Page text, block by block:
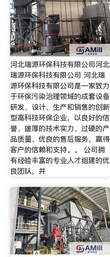
河北瑞源环保科技有限公司河北
瑞源环保科技有限公司 河北瑞
源环保科技有限公司是一家致力
于环保污染治理领域的成套设备
研发、设计、生产和销售的创新
型高科技环保企业，以良好的信
誉、雄厚的技术实力、过硬的产
品质量、优良的售后服务，赢得
客户的信赖和支持。。 公司拥
有经验丰富的专业人才组建的优
良团队，并